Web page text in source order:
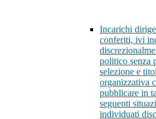
Incarichi
conferiti, ivi
politico senza
selezione e
organizzativa
pubblicare in
seguenti
individuati